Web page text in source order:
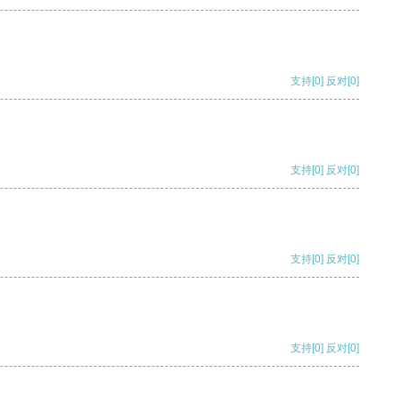
支持[0] 反对[0]
支持[0] 反对[0]
支持[0] 反对[0]
支持[0] 反对[0]